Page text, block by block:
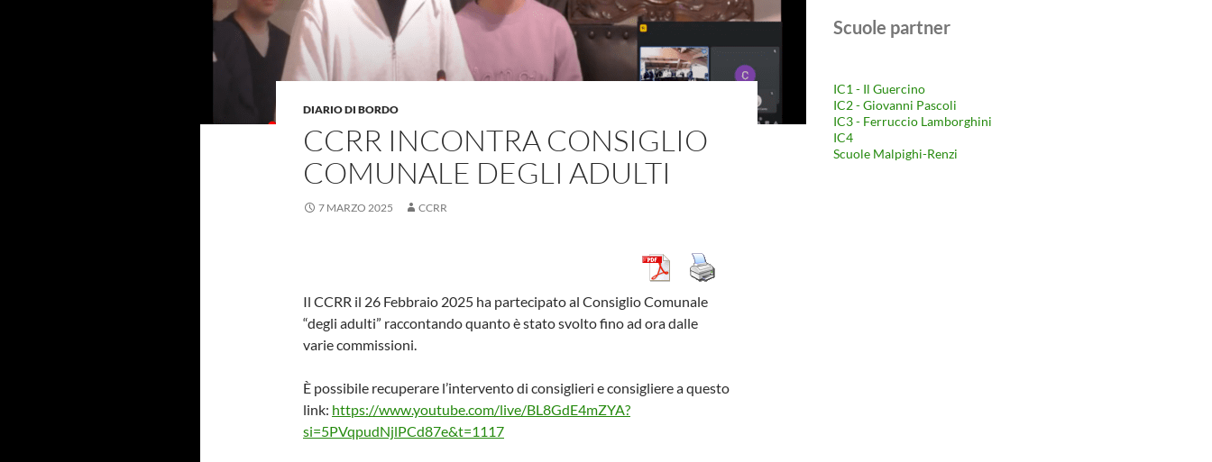
DIARIO DI BORDO
CCRR INCONTRA CONSIGLIO
COMUNALE DEGLI ADULTI
7 MARZO 2025 CCRR
Il CCRR il 26 Febbraio 2025 ha partecipato al Consiglio Comunale
“degli adulti” raccontando quanto è stato svolto fino ad ora dalle
varie commissioni.
È possibile recuperare l’intervento di consiglieri e consigliere a questo
link: https://www.youtube.com/live/BL8GdE4mZYA?
si=5PVqpudNjlPCd87e&t=1117
Scuole partner
IC1 - Il Guercino
IC2 - Giovanni Pascoli
IC3 - Ferruccio Lamborghini
IC4
Scuole Malpighi-Renzi